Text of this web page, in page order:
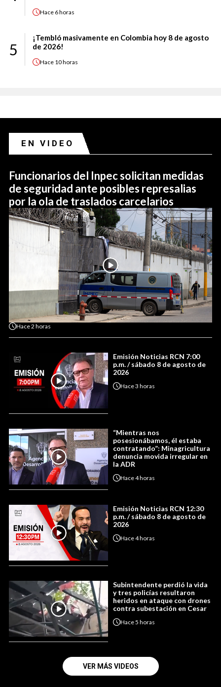
Hace 6 horas
5
¡Tembló masivamente en Colombia hoy 8 de agosto
de 2026!
Hace 10 horas
EN VIDEO
Funcionarios del Inpec solicitan medidas
de seguridad ante posibles represalias
por la ola de traslados carcelarios
Hace2 horas
Emisión Noticias RCN 7:00
p.m. / sábado 8 de agosto de
2026
Hace3 horas
“Mientras nos
posesionábamos, él estaba
contratando”: Minagricultura
denuncia movida irregular en
la ADR
Hace4 horas
Emisión Noticias RCN 12:30
p.m. / sábado 8 de agosto de
2026
Hace4 horas
Subintendente perdió la vida
y tres policías resultaron
heridos en ataque con drones
contra subestación en Cesar
Hace5 horas
VER MÁS VIDEOS